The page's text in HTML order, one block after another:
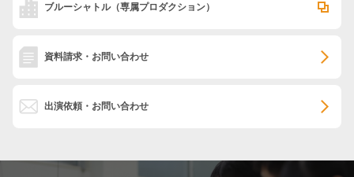
ブルーシャトル（専属プロダクション）
資料請求・お問い合わせ
出演依頼・お問い合わせ